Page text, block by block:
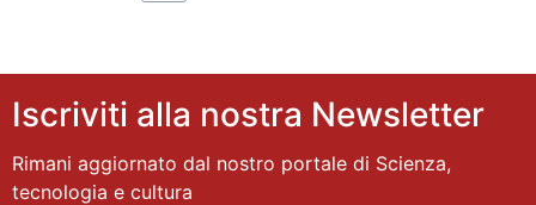
Iscriviti alla nostra Newsletter
Rimani aggiornato dal nostro portale di Scienza,
tecnologia e cultura